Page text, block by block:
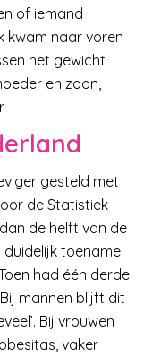
of iemand
kwam naar voren
het gewicht
en zoon,
gesteld met
de Statistiek
de helft van de
duidelijk toename
had één derde
mannen blijft dit
Bij vrouwen
vaker